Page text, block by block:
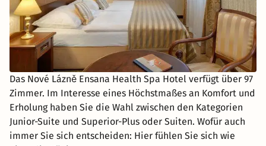
Das Nové Lázně Ensana Health Spa Hotel verfügt über 97
Zimmer. Im Interesse eines Höchstmaßes an Komfort und
Erholung haben Sie die Wahl zwischen den Kategorien
Junior-Suite und Superior-Plus oder Suiten. Wofür auch
immer Sie sich entscheiden: Hier fühlen Sie sich wie